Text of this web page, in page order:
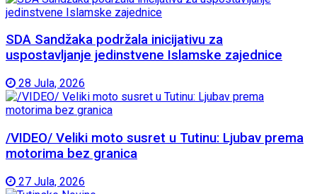
SDA Sandžaka podržala inicijativu za
uspostavljanje jedinstvene Islamske zajednice
28 Jula, 2026
/VIDEO/ Veliki moto susret u Tutinu: Ljubav prema
motorima bez granica
27 Jula, 2026